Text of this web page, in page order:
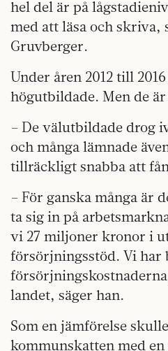
hel del är på
med att läsa och skriva,
Gruvberger.
Under åren 2012 till
högutbildade. Men de
– De välutbildade drog
och många lämnade
tillräckligt snabba att
– För ganska många är
ta sig in på
vi 27 miljoner kronor i
försörjningsstöd. Vi har
landet, säger han.
Som en jämförelse
kommunskatten med